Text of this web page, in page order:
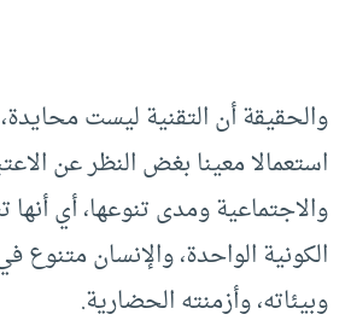
والحقيقة أن التقنية ليست
استعمالا معينا بغض النظر عن
والاجتماعية ومدى تنوعها، أي أنها
الكونية الواحدة، والإنسان متنوع
وبيئاته، وأزمنته الحضارية.